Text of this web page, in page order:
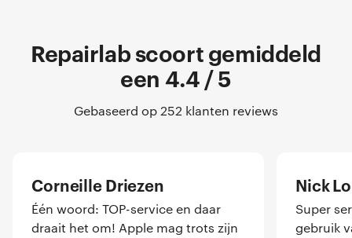
Repairlab scoort gemiddeld
een 4.4 / 5
Gebaseerd op 252 klanten reviews
Corneille Driezen
Één woord: TOP-service en daar
draait het om! Apple mag trots zijn
Nick
Super
gebruik